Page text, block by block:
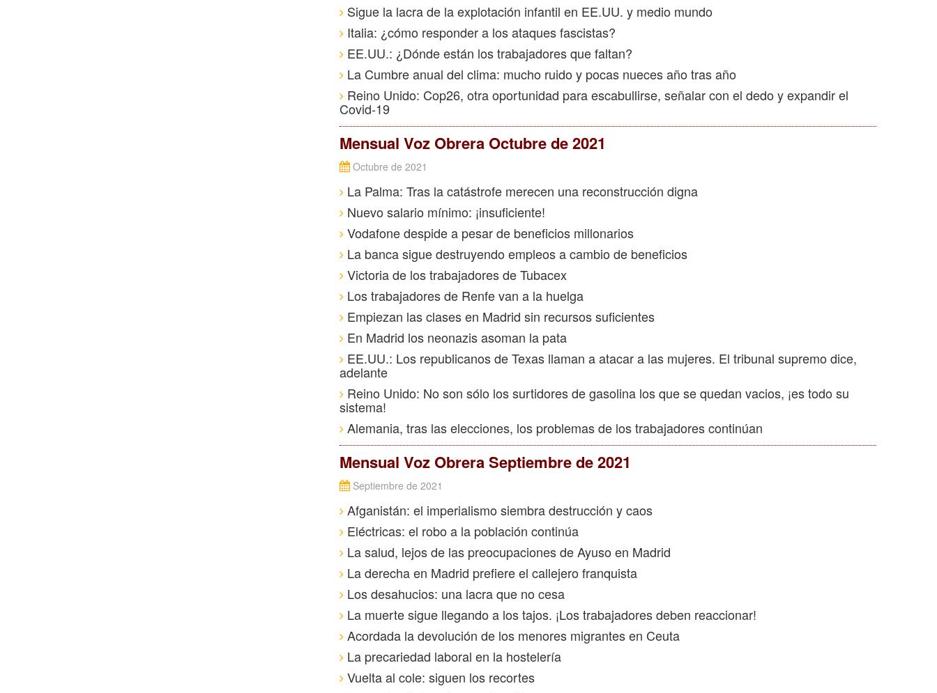
Sigue la lacra de la explotación infantil en EE.UU. y medio mundo
Italia: ¿cómo responder a los ataques fascistas?
EE.UU.: ¿Dónde están los trabajadores que faltan?
La Cumbre anual del clima: mucho ruido y pocas nueces año tras año
Reino Unido: Cop26, otra oportunidad para escabullirse, señalar con el dedo y expandir el
Covid-19
Mensual Voz Obrera Octubre de 2021
Octubre de 2021
La Palma: Tras la catástrofe merecen una reconstrucción digna
Nuevo salario mínimo: ¡insuficiente!
Vodafone despide a pesar de beneficios millonarios
La banca sigue destruyendo empleos a cambio de beneficios
Victoria de los trabajadores de Tubacex
Los trabajadores de Renfe van a la huelga
Empiezan las clases en Madrid sin recursos suficientes
En Madrid los neonazis asoman la pata
EE.UU.: Los republicanos de Texas llaman a atacar a las mujeres. El tribunal supremo dice,
adelante
Reino Unido: No son sólo los surtidores de gasolina los que se quedan vacios, ¡es todo su
sistema!
Alemania, tras las elecciones, los problemas de los trabajadores continúan
Mensual Voz Obrera Septiembre de 2021
Septiembre de 2021
Afganistán: el imperialismo siembra destrucción y caos
Eléctricas: el robo a la población continúa
La salud, lejos de las preocupaciones de Ayuso en Madrid
La derecha en Madrid prefiere el callejero franquista
Los desahucios: una lacra que no cesa
La muerte sigue llegando a los tajos. ¡Los trabajadores deben reaccionar!
Acordada la devolución de los menores migrantes en Ceuta
La precariedad laboral en la hostelería
Vuelta al cole: siguen los recortes